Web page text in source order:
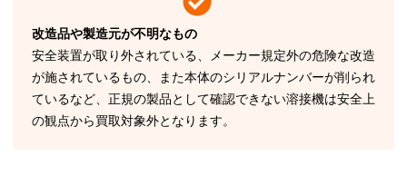
改造品や製造元が不明なもの
安全装置が取り外されている、メーカー規定外の危険な改造
が施されているもの、また本体のシリアルナンバーが削られ
ているなど、正規の製品として確認できない溶接機は安全上
の観点から買取対象外となります。